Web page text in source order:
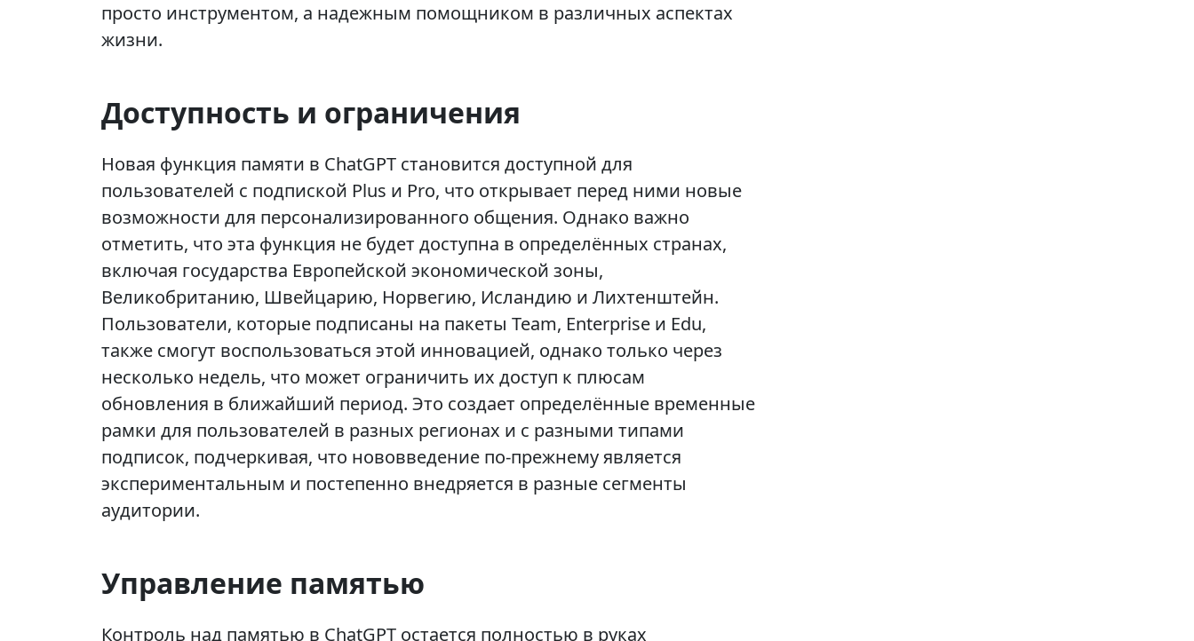
просто инструментом, а надежным помощником в различных аспектах
жизни.
Доступность и ограничения
Новая функция памяти в ChatGPT становится доступной для
пользователей с подпиской Plus и Pro, что открывает перед ними новые
возможности для персонализированного общения. Однако важно
отметить, что эта функция не будет доступна в определённых странах,
включая государства Европейской экономической зоны,
Великобританию, Швейцарию, Норвегию, Исландию и Лихтенштейн.
Пользователи, которые подписаны на пакеты Team, Enterprise и Edu,
также смогут воспользоваться этой инновацией, однако только через
несколько недель, что может ограничить их доступ к плюсам
обновления в ближайший период. Это создает определённые временные
рамки для пользователей в разных регионах и с разными типами
подписок, подчеркивая, что нововведение по-прежнему является
экспериментальным и постепенно внедряется в разные сегменты
аудитории.
Управление памятью
Контроль над памятью в ChatGPT остается полностью в руках